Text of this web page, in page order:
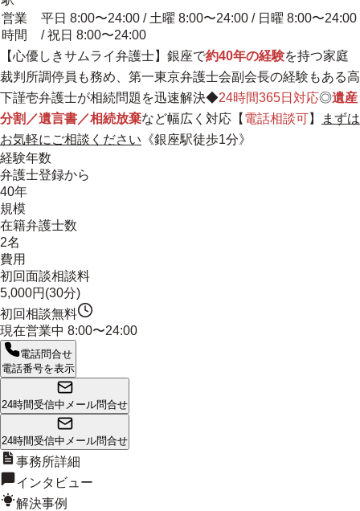
営業
時間
平日 8:00〜24:00 / 土曜 8:00〜24:00 / 日曜 8:00〜24:00
/ 祝日 8:00〜24:00
【心優しきサムライ弁護士】銀座で約40年の経験を持つ家庭
裁判所調停員も務め、第一東京弁護士会副会長の経験もある高
下謹壱弁護士が相続問題を迅速解決◆24時間365日対応◎遺産
分割／遺言書／相続放棄など幅広く対応【 電話相談可】
まずは
お気軽にご相談ください 《銀座駅徒歩1分》
経験年数
弁護士登録から
40年
規模
在籍弁護士数
2名
費用
初回面談相談料
5,000円(30分)
初回相談無料
現在営業中 8:00〜24:00
電話問合せ
電話番号を表示
24時間受信中 メール問合せ
24時間受信中 メール問合せ
事務所詳細
インタビュー
解決事例